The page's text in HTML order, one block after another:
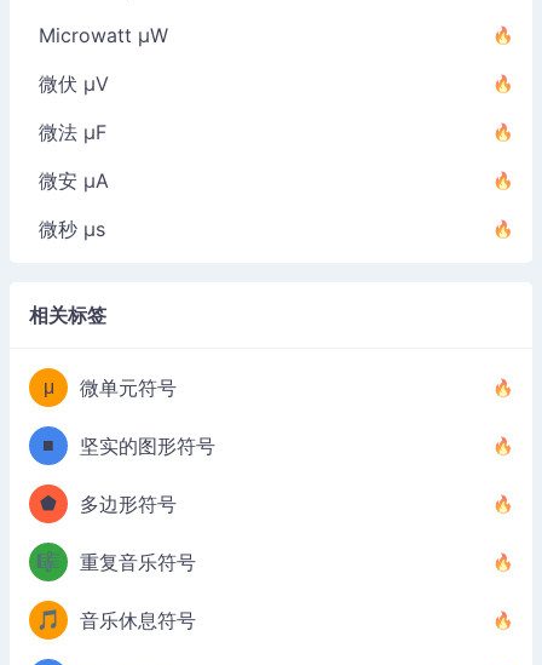
Microwatt µW
微伏 µV
微法 µF
微安 µA
微秒 µs
相关标签
μ 微单元符号
■ 坚实的图形符号
⬟ 多边形符号
🎼 重复音乐符号
🎵 音乐休息符号